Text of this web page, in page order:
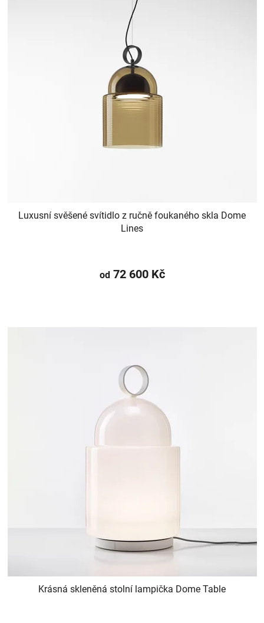
Luxusní svěšené svítidlo z ručně foukaného skla Dome
Lines
od72 600 Kč
Krásná skleněná stolní lampička Dome Table